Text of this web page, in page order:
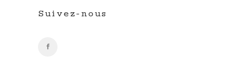
Suivez-nous